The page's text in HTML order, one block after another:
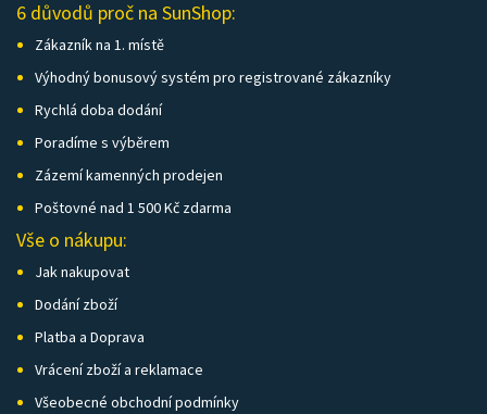
6 důvodů proč na SunShop:
Zákazník na 1. místě
Výhodný bonusový systém pro registrované zákazníky
Rychlá doba dodání
Poradíme s výběrem
Zázemí kamenných prodejen
Poštovné nad 1 500 Kč zdarma
Vše o nákupu:
Jak nakupovat
Dodání zboží
Platba a Doprava
Vrácení zboží a reklamace
Všeobecné obchodní podmínky